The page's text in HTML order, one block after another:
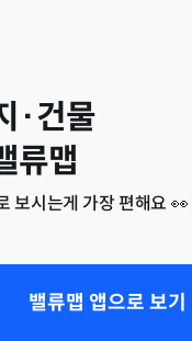
·건물
류맵
보시는게 가장 편해요 👀
밸류맵 앱으로 보기